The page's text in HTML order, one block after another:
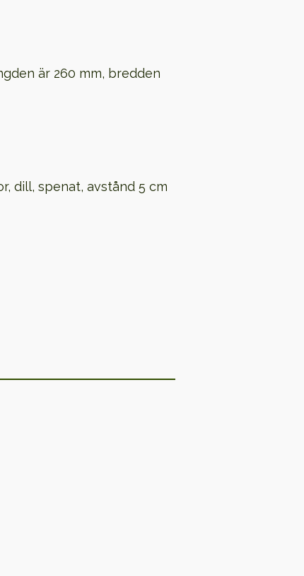
är 260 mm, bredden
dill, spenat, avstånd 5 cm